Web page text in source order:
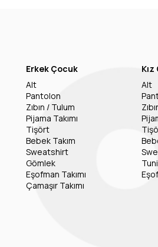
Erkek Çocuk
Alt
Pantolon
Zıbın / Tulum
Pijama Takımı
Tişört
Bebek Takım
Sweatshirt
Gömlek
Eşofman Takımı
Çamaşır Takımı
Alt